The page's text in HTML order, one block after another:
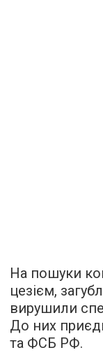
На пошуки
цезієм,
вирушили
До них
та ФСБ РФ.